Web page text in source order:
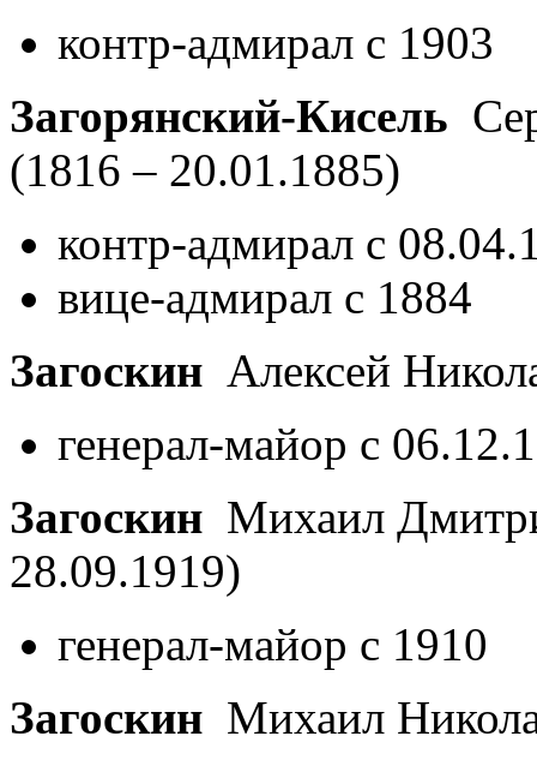
контр-адмирал с 1903
Загорянский-Кисель
(1816 – 20.01.1885)
контр-адмирал с
вице-адмирал с 1884
Загоскин Алексей
генерал-майор с
Загоскин Михаил
28.09.1919)
генерал-майор с 1910
Загоскин Михаил